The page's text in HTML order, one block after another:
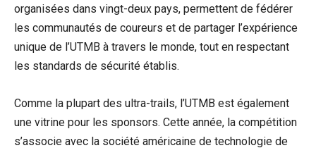
organisées dans vingt-deux pays, permettent de fédérer
les communautés de coureurs et de partager l’expérience
unique de l’UTMB à travers le monde, tout en respectant
les standards de sécurité établis.
Comme la plupart des ultra-trails, l’UTMB est également
une vitrine pour les sponsors. Cette année, la compétition
s’associe avec la société américaine de technologie de